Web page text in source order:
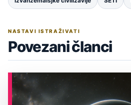
NASTAVI ISTRAŽIVATI
Povezani članci